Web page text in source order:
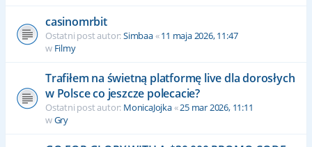
casinomrbit
Ostatni post autor:Simbaa«11 maja 2026, 11:47
w Filmy
Trafiłem na świetną platformę live dla dorosłych
w Polsce co jeszcze polecacie?
Ostatni post autor: MonicaJojka«25 mar 2026, 11:11
wGry